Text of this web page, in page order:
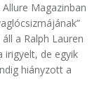
Magazinban
a Ralph Lauren
irigyelt, de egyik
hiányzott a